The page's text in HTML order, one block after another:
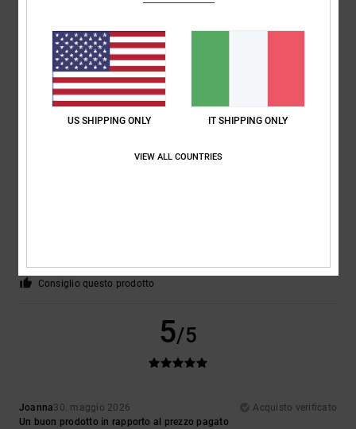
Tutto a posto
Mostra originale - Français
Comfort: 5/5 Rapporto qualità-prezzo
Consiglio questo prodotto
Materiale: 5/5 Colore: 5/5
Consiglio questo prodotto
5/5
Joanna30. maggio 2026
Acquisto verificato
Un buon prodotto in rapporto al prezzo pagato
US SHIPPING ONLY IT SHIPPING ONLY
VIEW ALL COUNTRIES